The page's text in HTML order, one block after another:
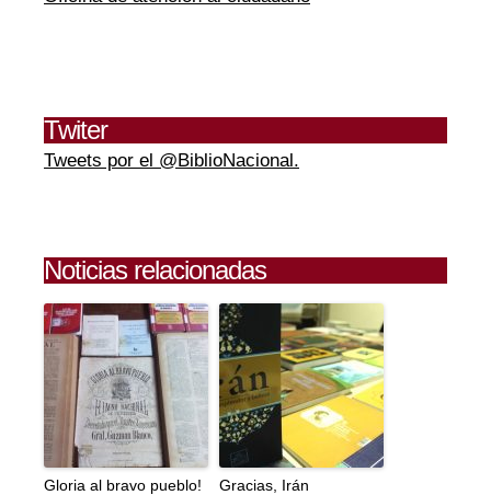
Twiter
Tweets por el @BiblioNacional.
Noticias relacionadas
Gloria al bravo pueblo! Gracias, Irán